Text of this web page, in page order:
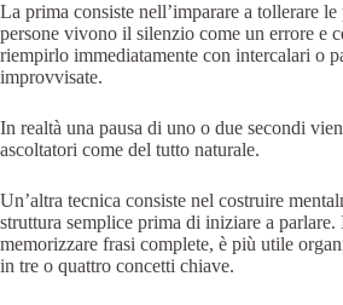
La prima consiste nell’imparare a tollerare
persone vivono il silenzio come un errore e
riempirlo immediatamente con intercalari o
improvvisate.
In realtà una pausa di uno o due secondi
ascoltatori come del tutto naturale.
Un’altra tecnica consiste nel costruire
struttura semplice prima di iniziare a parlare.
memorizzare frasi complete, è più utile
in tre o quattro concetti chiave.